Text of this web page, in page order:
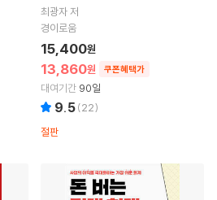
최광자 저
경이로움
13,860원 쿠폰혜택가
15,400원
대여기간 90일
9.5(22)
절판